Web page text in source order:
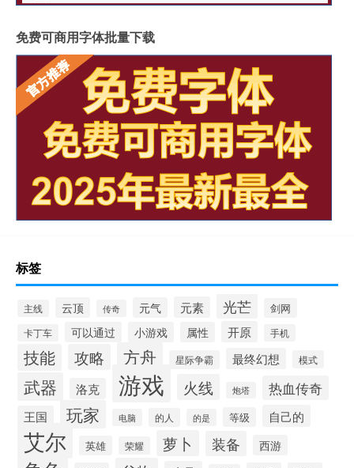
免费可商用字体批量下载
标签
主线 云顶 传奇 元气 元素 光芒 剑网
卡丁车 可以通过 小游戏 属性 开原 手机
技能 攻略 方舟 星际争霸 最终幻想 模式
武器 洛克 游戏 火线 炮塔 热血传奇
王国 玩家 电脑 的人 的是 等级 自己的
艾尔 英雄 荣耀 萝卜 装备 西游